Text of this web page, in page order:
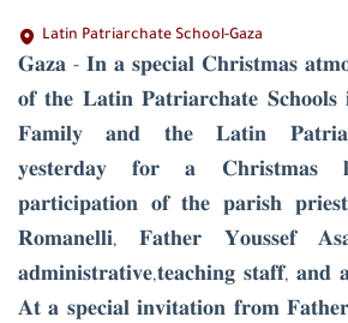
Latin Patriarchate School-Gaza
𝐆𝐚𝐳𝐚 - 𝐈𝐧 𝐚 𝐬𝐩𝐞𝐜𝐢𝐚𝐥 𝐂𝐡𝐫𝐢𝐬𝐭𝐦𝐚𝐬
𝐨𝐟 𝐭𝐡𝐞 𝐋𝐚𝐭𝐢𝐧 𝐏𝐚𝐭𝐫𝐢𝐚𝐫𝐜𝐡𝐚𝐭𝐞
𝐅𝐚𝐦𝐢𝐥𝐲 𝐚𝐧𝐝 𝐭𝐡𝐞 𝐋𝐚𝐭𝐢𝐧
𝐲𝐞𝐬𝐭𝐞𝐫𝐝𝐚𝐲 𝐟𝐨𝐫 𝐚 𝐂𝐡𝐫𝐢𝐬𝐭𝐦𝐚𝐬
𝐩𝐚𝐫𝐭𝐢𝐜𝐢𝐩𝐚𝐭𝐢𝐨𝐧 𝐨𝐟 𝐭𝐡𝐞 𝐩𝐚𝐫𝐢𝐬𝐡
𝐑𝐨𝐦𝐚𝐧𝐞𝐥𝐥𝐢, 𝐅𝐚𝐭𝐡𝐞𝐫 𝐘𝐨𝐮𝐬𝐬𝐞𝐟
𝐚𝐝𝐦𝐢𝐧𝐢𝐬𝐭𝐫𝐚𝐭𝐢𝐯𝐞,𝐭𝐞𝐚𝐜𝐡𝐢𝐧𝐠 𝐬𝐭𝐚𝐟𝐟, 𝐚𝐧𝐝
𝐀𝐭 𝐚 𝐬𝐩𝐞𝐜𝐢𝐚𝐥 𝐢𝐧𝐯𝐢𝐭𝐚𝐭𝐢𝐨𝐧 𝐟𝐫𝐨𝐦